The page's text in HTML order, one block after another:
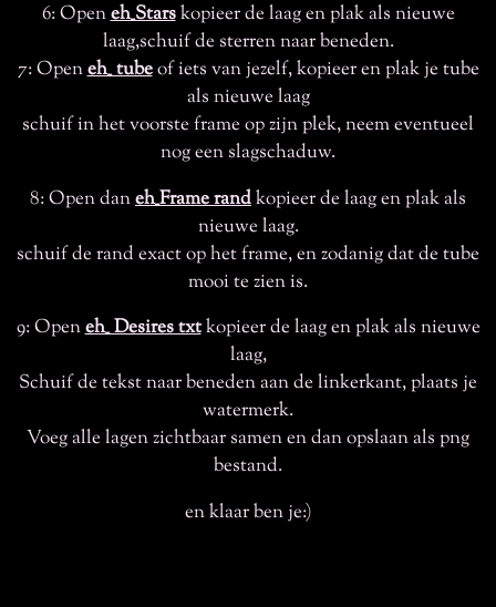
6: Openeh_Starskopieer de laag en plak als nieuwe
laag,schuif de sterren naar beneden.
7: Openeh_ tubeof iets van jezelf, kopieer en plak je tube
als nieuwe laag
schuif in het voorste frame op zijn plek, neem eventueel
nog een slagschaduw.
8: Open daneh_Frame randkopieer de laag en plak als
nieuwe laag.
schuif de rand exact op het frame, en zodanig dat de tube
mooi te zien is.
9: Openeh_ Desires txtkopieer de laag en plak als nieuwe
laag,
Schuif de tekst naar beneden aan de linkerkant, plaats je
watermerk.
Voeg alle lagen zichtbaar samen en dan opslaan als png
bestand.
en klaar ben je:)